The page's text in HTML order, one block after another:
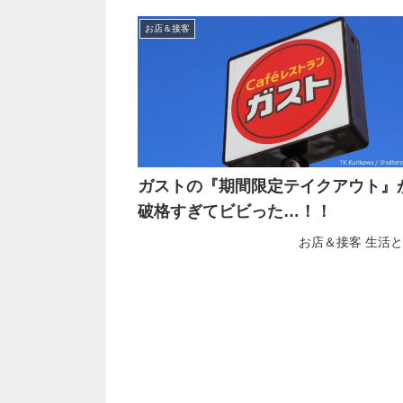
お店＆接客
ガストの『期間限定テイクアウト』
破格すぎてビビった…！！
お店＆接客 生活